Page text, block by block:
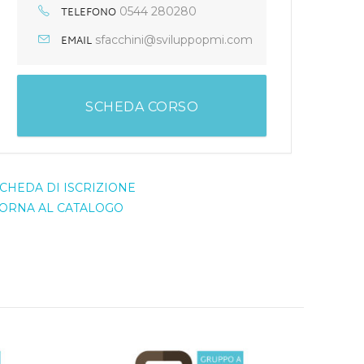
TELEFONO 0544 280280
EMAIL sfacchini@sviluppopmi.com
SCHEDA CORSO
DI ISCRIZIONE
AL CATALOGO